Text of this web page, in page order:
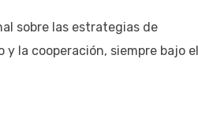
sobre las estrategias de
la cooperación, siempre bajo el